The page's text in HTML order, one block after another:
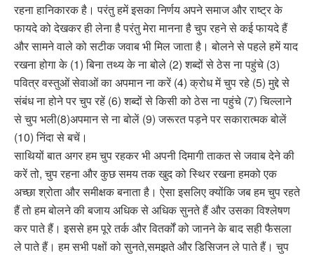
रहना हानिकारक है। परंतु हमें इसका निर्णय अपने समाज और राष्ट्र के
फायदे को देखकर ही लेना है परंतु मेरा मानना है चुप रहने से कई फायदे हैं
और सामने वाले को सटीक जवाब भी मिल जाता है। बोलने से पहले हमें याद
रखना होगा के (1) बिना तथ्य के ना बोले (2) शब्दों से ठेस ना पहुंचे (3)
पवित्र वस्तुओं सेवाओं का अपमान ना करें (4) क्रोध में चुप रहे (5) मुद्दे से
संबंध ना होने पर चुप रहें (6) शब्दों से किसी को ठेस ना पहुंचे (7) चिल्लाने
से चुप भली(8)अपमान से ना बोलें (9) जरूरत पड़ने पर सकारात्मक बोलें
(10) निंदा से बचें।
साथियों बात अगर हम चुप रहकर भी अपनी दिमागी ताकत से जवाब देने की
करें तो, चुप रहना और कुछ समय तक खुद को स्थिर रखना हमको एक
अच्छा श्रोता और समीक्षक बनाता है। ऐसा इसलिए क्योंकि जब हम चुप रहते
हैं तो हम बोलने की बजाय अधिक से अधिक सुनते हैं और उसका विश्लेषण
कर पाते हैं। इससे हम पूरे तर्क और वितर्कों को जानने के बाद सही फैसला
ले पाते हैं। हम सभी पक्षों को सुनते,समझते और डिसिजन ले पाते हैं। चुप